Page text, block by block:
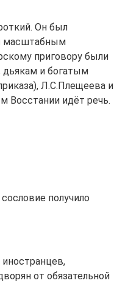
Он был
масштабным
приговору были
дьякам и богатым
Л.С.Плещеева и
Восстании идёт речь.
получило
от обязательной